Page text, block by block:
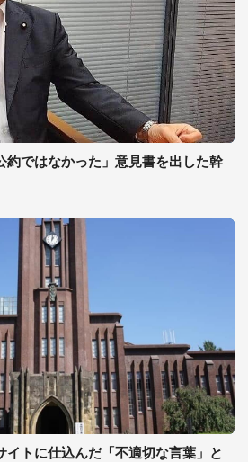
約ではなかった」意見書を出した幹
イトに仕込んだ「不適切な言葉」と